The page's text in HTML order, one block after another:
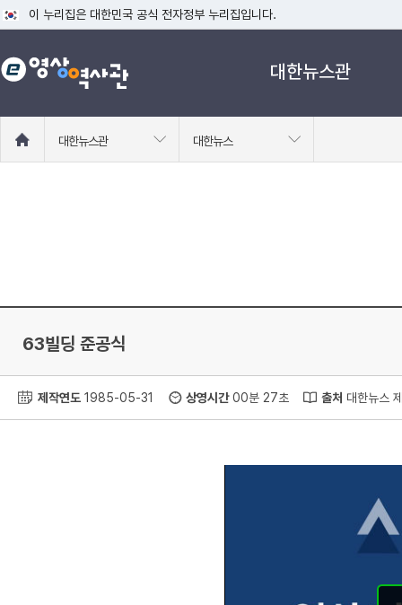
이 누리집은 대한민국 공식 전자정부 누리집입니다.
공식 누리집 주소 확인하기
go.kr 주소를 사용하는 누리집은 대한민국 정부기관이 관리하는 누리집입니
대한뉴스관
로
대한뉴스관 대한뉴스
63빌딩 준공식
제작연도 1985-05-31 상영시간00분 27초 출처 대한뉴스